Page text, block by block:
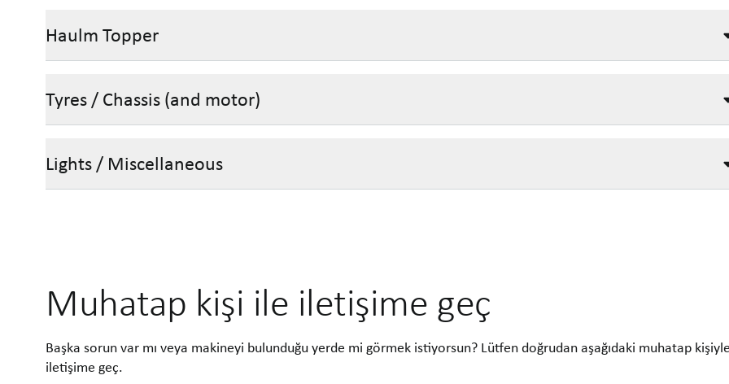
Haulm Topper
Tyres / Chassis (and motor)
Lights / Miscellaneous
Muhatap kişi ile iletişime geç
Başka sorun var mı veya makineyi bulunduğu yerde mi görmek istiyorsun? Lütfen doğrudan aşağıdaki muhatap
iletişime geç.